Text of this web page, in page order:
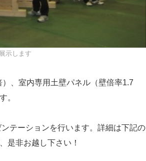
示します
、室内専用土壁パネル（壁倍率1.7
。
テーションを行います。詳細は下記の
是非お越し下さい！